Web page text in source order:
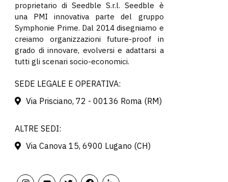
proprietario di Seedble S.r.l. Seedble è
una PMI innovativa parte del gruppo
Symphonie Prime. Dal 2014 disegniamo e
creiamo organizzazioni future-proof in
grado di innovare, evolversi e adattarsi a
tutti gli scenari socio-economici.
SEDE LEGALE E OPERATIVA:
Via Prisciano, 72 - 00136 Roma (RM)
ALTRE SEDI:
Via Canova 15, 6900 Lugano (CH)